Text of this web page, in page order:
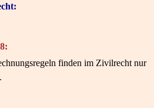
finden im Zivilrecht nur